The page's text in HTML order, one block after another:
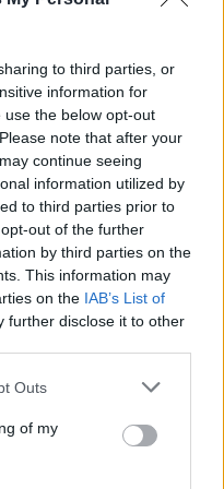
to third parties, or
information for
the below opt-out
note that after your
continue seeing
information utilized by
to third parties prior to
out of the further
by third parties on the
This information may
on the IAB’s List of
further disclose it to other
one or more Google
You may click to
its third-party tags to
in below Google
Outs
of my
τραπέζι σου!
μια ιστορία. Οι
το ιδιόκτητο
του
με σεβασμό
υπό την εποπτεία της